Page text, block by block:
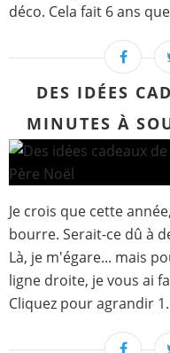
déco. Cela fait 6 ans
DES IDÉES
MINUTES À
Je crois que cette
bourre. Serait-ce dû à
Là, je m'égare... mais
ligne droite, je vous ai
Cliquez pour agrandir